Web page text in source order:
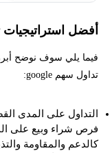
أفضل
فيما يلي سوف نوضح
تداول سهم google:
التداول على المدى
فرص شراء وبيع على
كالدعم والمقاومة